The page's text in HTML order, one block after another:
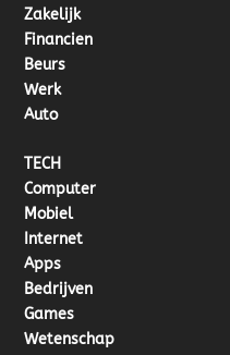
Zakelijk
Financien
Beurs
Werk
Auto
TECH
Computer
Mobiel
Internet
Apps
Bedrijven
Games
Wetenschap